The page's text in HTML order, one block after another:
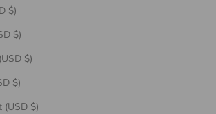
Ungarn (USD $)
Uruguay (USD $)
Usbekistan (USD $)
Vanuatu (USD $)
Vatikanstadt (USD $)